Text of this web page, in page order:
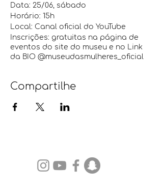
Data: 25/06, sábado
Horário: 15h
Local: Canal oficial do YouTube
Inscrições: gratuitas na página de
eventos do site do museu e no Link
da BIO @museudasmulheres_oficial
Compartilhe